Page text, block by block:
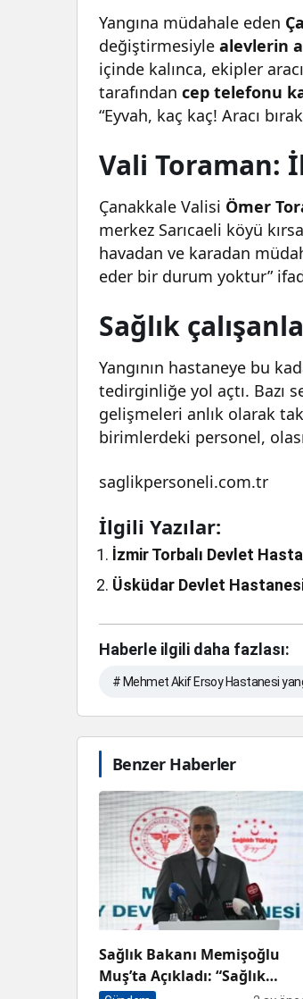
Yangına müdahale eden
değiştirmesiylealevlerin
içinde kalınca, ekipler
tarafındancep telefonu
“Eyvah, kaç kaç! Aracı
Vali Toraman:
Çanakkale Valisi Ömer
merkez Sarıcaeli köyü
havadan ve karadan
eder bir durum yoktur”
Sağlık
Yangının hastaneye bu
tedirginliğe yol açtı. Bazı
gelişmeleri anlık olarak
birimlerdeki personel,
saglikpersoneli.com.tr
İlgili Yazılar:
İzmir Torbalı Devlet
Üsküdar Devlet
Haberle ilgili daha fazlası:
# Mehmet Akif Ersoy Hastanesi
Benzer Haberler
Sağlık Bakanı Memişoğlu
Muş’ta Açıkladı: “Sağlık